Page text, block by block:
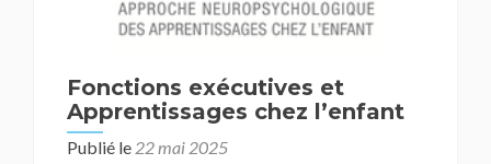
Fonctions exécutives et
Apprentissages chez l’enfant
Publié le 22 mai 2025